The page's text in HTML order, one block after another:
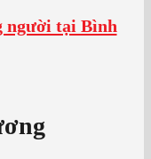
người tại Bình